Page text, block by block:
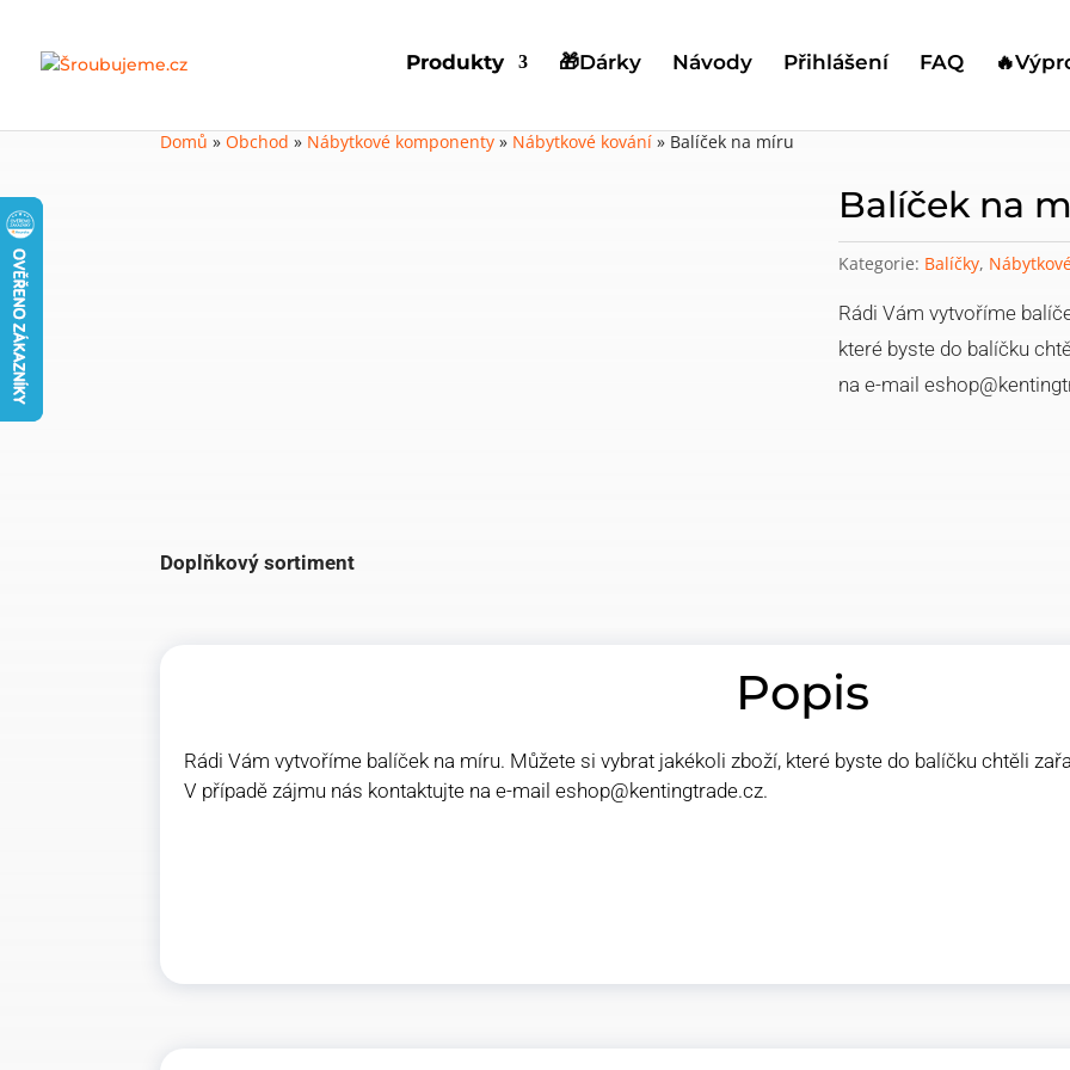
Produkty 🎁Dárky Návody Přihlášení FAQ
Domů »Obchod » Nábytkové komponenty » Nábytkové kování » Balíček na míru
Balíček na
Kategorie: Balíčky,
Rádi Vám vytvoříme
které byste do balíčku
na e-mail
Doplňkový sortiment
Popis
Rádi Vám vytvoříme balíček na míru. Můžete si vybrat jakékoli zboží, které byste do balíčku chtěli
V případě zájmu nás kontaktujte na e-mail eshop@kentingtrade.cz.